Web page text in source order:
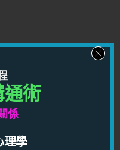
通術
係
理學